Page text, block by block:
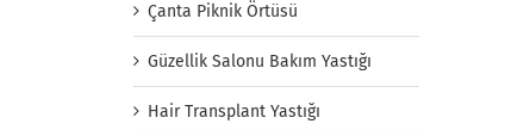
Çanta Piknik Örtüsü
Güzellik Salonu Bakım Yastığı
Hair Transplant Yastığı